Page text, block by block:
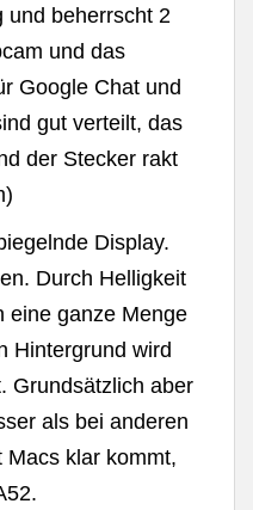
und beherrscht 2
und das
Google Chat und
gut verteilt, das
der Stecker rakt
Display.
Durch Helligkeit
eine ganze Menge
Hintergrund wird
Grundsätzlich aber
als bei anderen
Macs klar kommt,